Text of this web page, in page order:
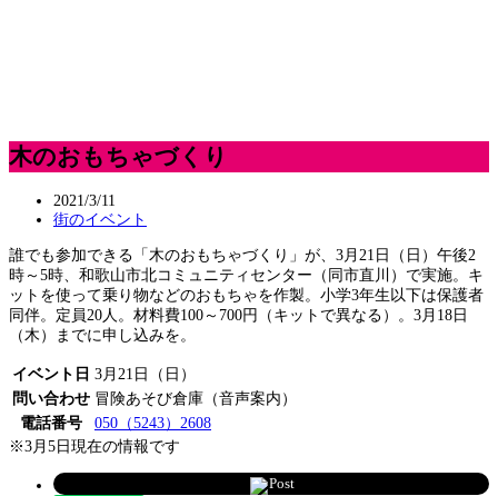
木のおもちゃづくり
2021/3/11
街のイベント
誰でも参加できる「木のおもちゃづくり」が、3月21日（日）午後2
時～5時、和歌山市北コミュニティセンター（同市直川）で実施。キ
ットを使って乗り物などのおもちゃを作製。小学3年生以下は保護者
同伴。定員20人。材料費100～700円（キットで異なる）。3月18日
（木）までに申し込みを。
イベント日 3月21日（日）
問い合わせ 冒険あそび倉庫（音声案内）
電話番号
050（5243）2608
※3月5日現在の情報です
Post